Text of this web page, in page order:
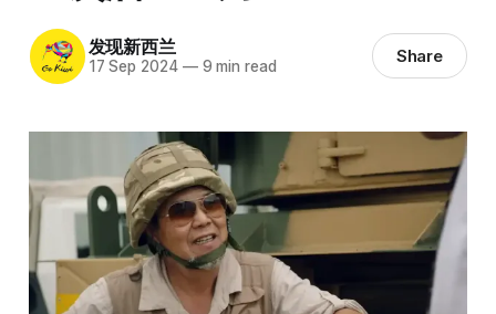
发现新西兰
17 Sep 2024 —9 min read Share